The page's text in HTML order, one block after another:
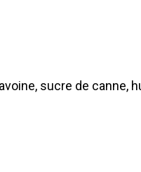
sucre de canne,